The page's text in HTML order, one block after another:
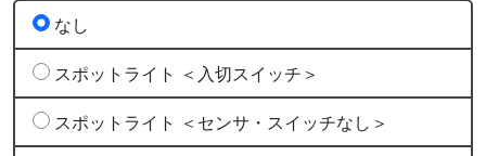
なし
スポットライト ＜入切スイッチ＞
スポットライト ＜センサ・スイッチなし＞